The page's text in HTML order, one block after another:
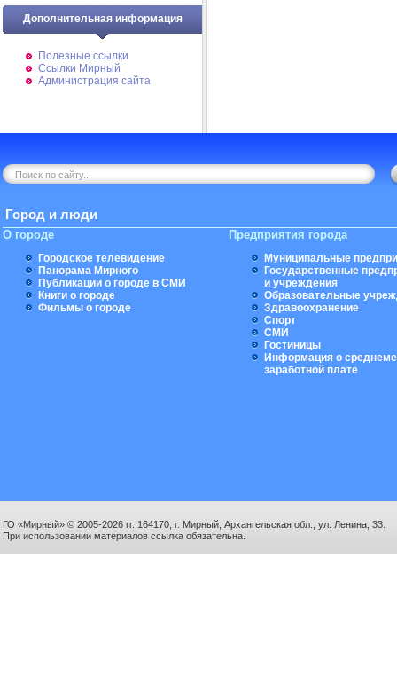
Дополнительная информация
Полезные ссылки
Ссылки Мирный
Администрация сайта
Город и люди
О городе
Городское телевидение
Панорама Мирного
Публикации о городе в СМИ
Книги о городе
Фильмы о городе
Предприятия города
Муниципальные
Государственные
и учреждения
Образовательные
Здравоохранение
Спорт
СМИ
Гостиницы
Информация о
заработной плате
ГО «Мирный» © 2005-2026 гг. 164170, г. Мирный, Архангельская обл., ул. Ленина, 33.
При использовании материалов ссылка обязательна.